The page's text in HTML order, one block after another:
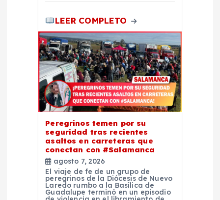
LEER COMPLETO
Peregrinos temen por su
seguridad tras recientes
asaltos en carreteras que
conectan con #Salamanca
agosto 7, 2026
El viaje de fe de un grupo de
peregrinos de la Diócesis de Nuevo
Laredo rumbo a la Basílica de
Guadalupe terminó en un episodio